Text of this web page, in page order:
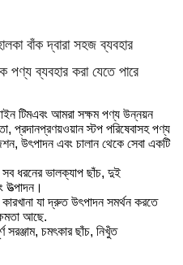
বাঁক দ্বারা সহজ ব্যবহার
ব্যবহার করা যেতে পারে
টিমএবং আমরা সক্ষম পণ্য উন্নয়ন
প্রদানপ্রণয়ওয়ান স্টপ পরিষেবাসহ পণ্য
উৎপাদন এবং চালান থেকে সেবা একটি
সব ধরনের ভালক্যাপ ছাঁচ, দুই
উত্পাদন।
যা দ্রুত উৎপাদন সমর্থন করতে
আছে.
সরঞ্জাম, চমৎকার ছাঁচ, নিখুঁত